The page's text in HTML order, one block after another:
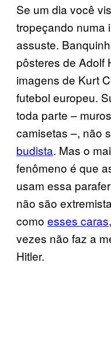
Se um dia você
tropeçando numa
assuste.
pôsteres de Adolf
imagens de Kurt
futebol europeu.
toda parte –
camisetas –, não
budista. Mas o
fenômeno é que
usam essa
não são
como esses caras
vezes não faz a
Hitler.